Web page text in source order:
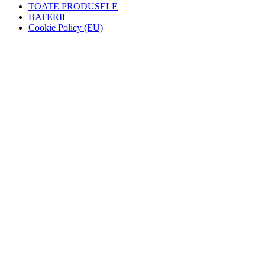
TOATE PRODUSELE
BATERII
Cookie Policy (EU)